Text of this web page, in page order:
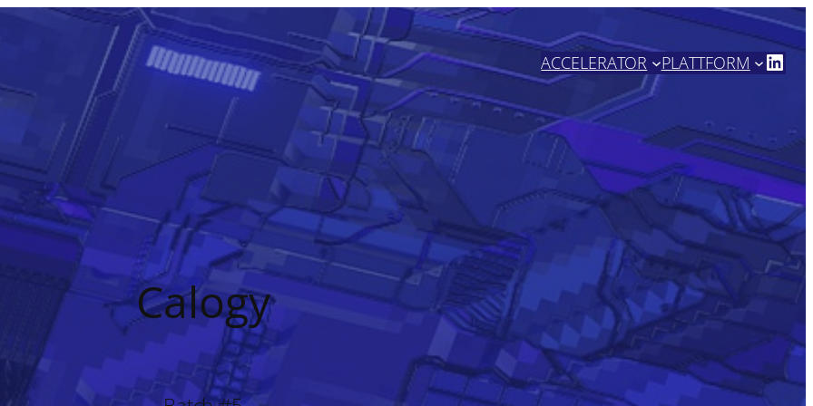
ACCELERATOR PLATTFORM https://www.linkedin.com/company/high-tech-nrw/
Calogy